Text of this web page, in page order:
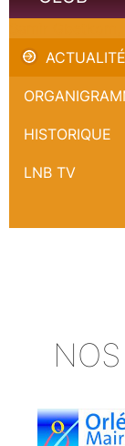
HISTORIQUE
LNB TV
NOS